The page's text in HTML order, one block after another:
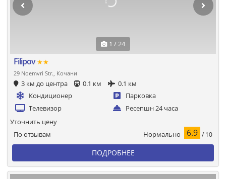
1 / 24
Filipov★★
29 Noemvri Str., Кочани
3 км до центра 0.1 км
0.1 км
Кондиционер
Парковка
Телевизор
Ресепшн 24 часа
По отзывам Нормально 6.9 / 10
Уточнить цену
ПОДРОБНЕЕ